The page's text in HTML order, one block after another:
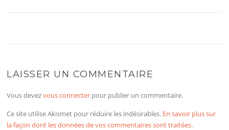
LAISSER UN COMMENTAIRE
Vous devezvous connecter pour publier un commentaire.
Ce site utilise Akismet pour réduire les indésirables. En savoir plus sur
la façon dont les données de vos commentaires sont traitées.